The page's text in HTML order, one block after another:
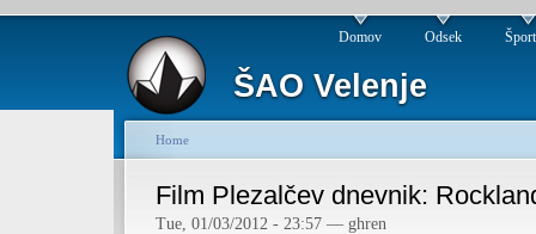
ŠAO Velenje
Domov Odsek
Home
Film Plezalčev dnevnik:
Tue, 01/03/2012 - 23:57 — ghren